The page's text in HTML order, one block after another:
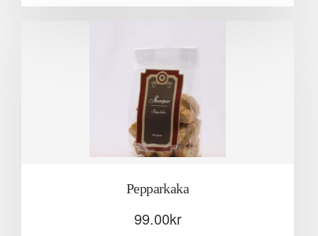
Pepparkaka
99.00kr